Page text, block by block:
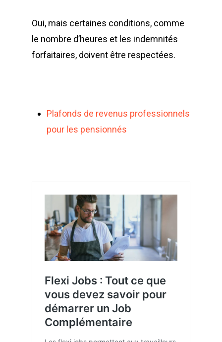
Oui, mais certaines conditions, comme
le nombre d’heures et les indemnités
forfaitaires, doivent être respectées.
Plafonds de revenus professionnels
pour les pensionnés